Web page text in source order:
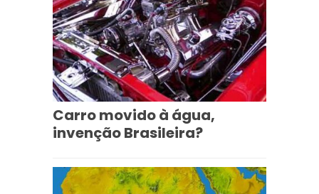
Carro movido à água,
invenção Brasileira?